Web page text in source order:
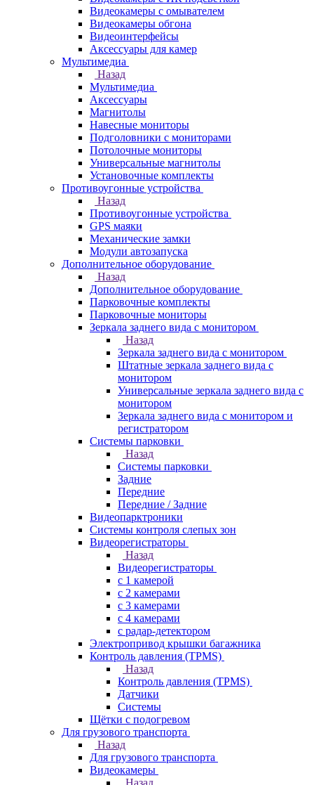
Видеокамеры с омывателем
Видеокамеры обгона
Видеоинтерфейсы
Аксессуары для камер
Мультимедиа
Назад
Мультимедиа
Аксессуары
Магнитолы
Навесные мониторы
Подголовники с мониторами
Потолочные мониторы
Универсальные магнитолы
Установочные комплекты
Противоугонные устройства
Назад
Противоугонные устройства
GPS маяки
Механические замки
Модули автозапуска
Дополнительное оборудование
Назад
Дополнительное оборудование
Парковочные комплекты
Парковочные мониторы
Зеркала заднего вида с монитором
Назад
Зеркала заднего вида с монитором
Штатные зеркала заднего вида с
монитором
Универсальные зеркала заднего вида с
монитором
Зеркала заднего вида с монитором и
регистратором
Системы парковки
Назад
Системы парковки
Задние
Передние
Передние / Задние
Видеопарктроники
Системы контроля слепых зон
Видеорегистраторы
Назад
Видеорегистраторы
с 1 камерой
с 2 камерами
с 3 камерами
с 4 камерами
с радар-детектором
Электропривод крышки багажника
Контроль давления (TPMS)
Назад
Контроль давления (TPMS)
Датчики
Системы
Щётки с подогревом
Для грузового транспорта
Назад
Для грузового транспорта
Видеокамеры
Назад